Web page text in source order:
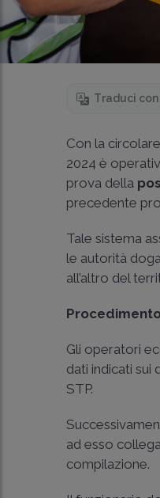
Traduci con
Con la
2024 è
prova della
precedente
Tale sistema
le autorità
all’altro del
Gli operatori
dati indicati
STP.
ad esso
compilazione.